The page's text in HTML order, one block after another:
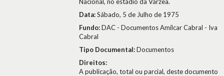
Data:Sábado, 5 de Julho de 1975
Fundo:DAC - Documentos Amílcar Cabral - Iva
Cabral
Tipo Documental:Documentos
Direitos:
A publicação, total ou parcial, deste documento